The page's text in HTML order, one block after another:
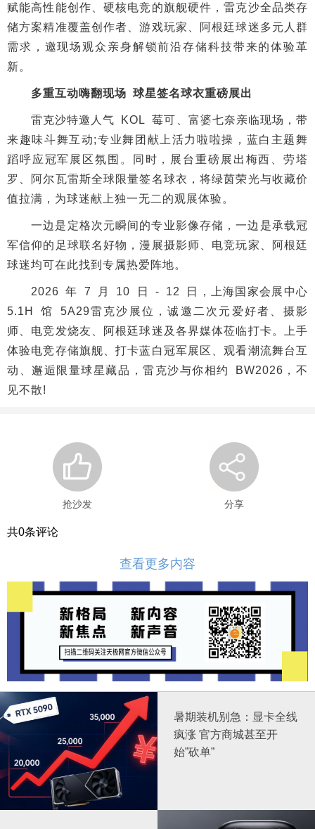
赋能高性能创作、硬核电竞的旗舰硬件，雷克沙全品类存
储方案精准覆盖创作者、游戏玩家、阿根廷球迷多元人群
需求，邀现场观众亲身解锁前沿存储科技带来的体验革
新。
多重互动嗨翻现场 球星签名球衣重磅展出
雷克沙特邀人气 KOL 莓可、富婆七奈亲临现场，带
来趣味斗舞互动;专业舞团献上活力啦啦操，蓝白主题舞
蹈呼应冠军展区氛围。同时，展台重磅展出梅西、劳塔
罗、阿尔瓦雷斯全球限量签名球衣，将绿茵荣光与收藏价
值拉满，为球迷献上独一无二的观展体验。
一边是定格次元瞬间的专业影像存储，一边是承载冠
军信仰的足球联名好物，漫展摄影师、电竞玩家、阿根廷
球迷均可在此找到专属热爱阵地。
2026 年 7 月 10 日 - 12 日，上海国家会展中心
5.1H 馆 5A29雷克沙展位，诚邀二次元爱好者、摄影
师、电竞发烧友、阿根廷球迷及各界媒体莅临打卡。上手
体验电竞存储旗舰、打卡蓝白冠军展区、观看潮流舞台互
动、邂逅限量球星藏品，雷克沙与你相约 BW2026，不
见不散!
抢沙发 分享
共0条评论
查看更多内容
暑期装机别急：显卡全线
疯涨 官方商城甚至开
始”砍单”